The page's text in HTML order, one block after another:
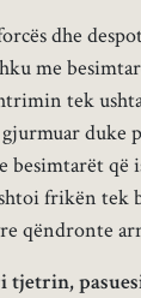
dhe
me
tek
duke
besimtarët
frikën tek
qëndronte